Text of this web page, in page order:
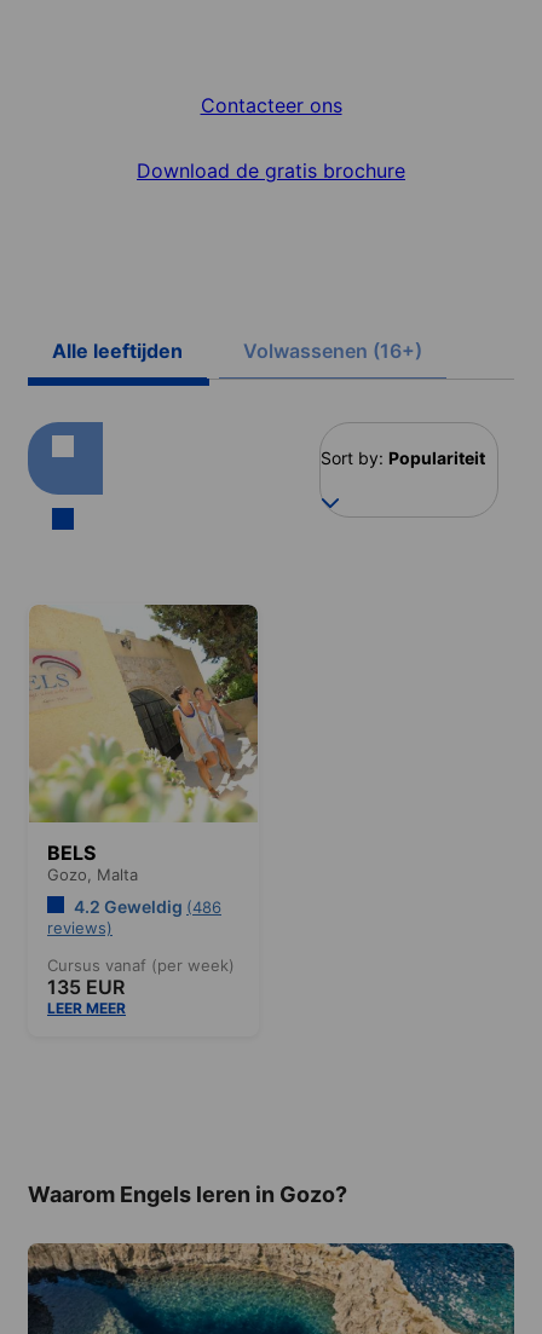
Contacteer ons
Download de gratis brochure
Alle leeftijden Volwassenen (16+)
Sort by: Populariteit
BELS
Gozo, Malta
4.2 Geweldig (486
reviews)
Cursus vanaf (per week)
135 EUR
LEER MEER
Waarom Engels leren in Gozo?